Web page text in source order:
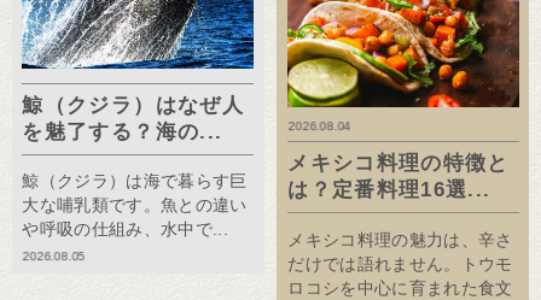
鯨（クジラ）はなぜ人
を魅了する？海の...
鯨（クジラ）は海で暮らす巨
大な哺乳類です。魚との違い
や呼吸の仕組み、水中で...
2026.08.05
メキシコ料理の特徴と
は？定番料理16選...
メキシコ料理の魅力は、辛さ
だけでは語れません。トウモ
ロコシを中心に育まれた食文
2026.08.04